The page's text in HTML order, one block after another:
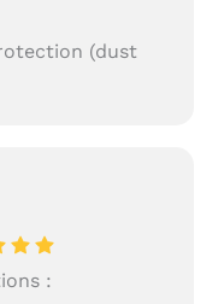
(dust
: